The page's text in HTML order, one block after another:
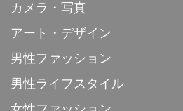
カメラ・写真
アート・デザイン
男性ファッション
男性ライフスタイル